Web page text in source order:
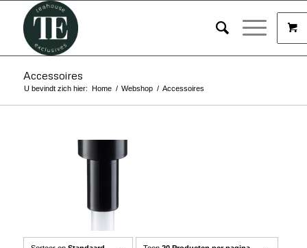
Accessoires
U bevindt zich hier: Home / Webshop / Accessoires